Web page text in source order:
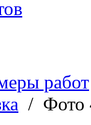
работ
/ Фото